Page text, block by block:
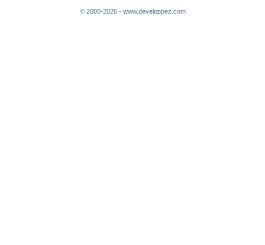
© 2000-2026 - www.developpez.com